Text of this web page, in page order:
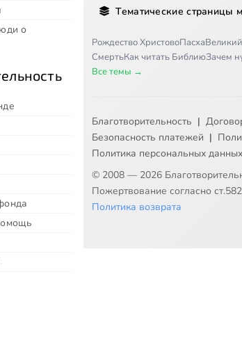
о
Тематические страницы
Рождество ХристовоПасха
СмертьКак читать БиблиюЗачем
Все темы →
Благотворительность |
Безопасность платежей |
Политика персональных данных
© 2008 — 2026
Пожертвование согласно
Политика возврата